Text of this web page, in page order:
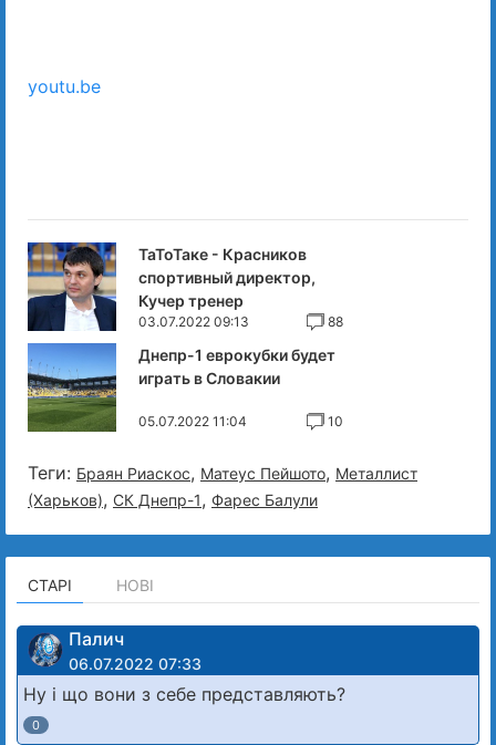
youtu.be
ТаТоТаке - Красников
спортивный директор,
Кучер тренер
03.07.2022 09:13 88
Днепр-1 еврокубки будет
играть в Словакии
05.07.2022 11:04 10
Теги: Браян Риаскос, Матеус Пейшото, Металлист
(Харьков), СК Днепр-1, Фарес Балули
СТАРІ НОВІ
Палич
06.07.2022 07:33
Ну і що вони з себе представляють?
0